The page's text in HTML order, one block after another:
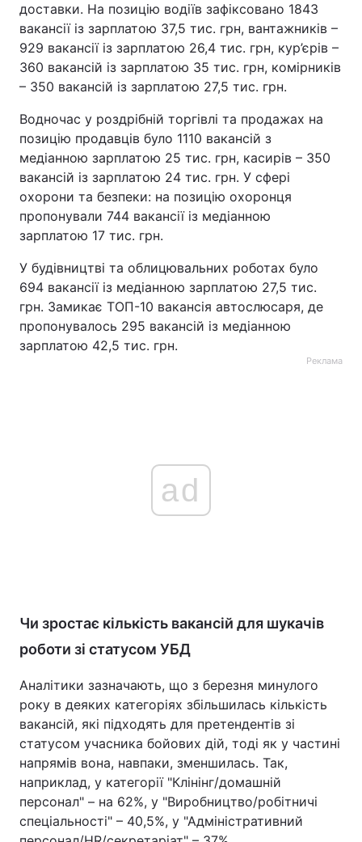
доставки. На позицію водіїв зафіксовано 1843
вакансії із зарплатою 37,5 тис. грн, вантажників –
929 вакансії із зарплатою 26,4 тис. грн, кур’єрів –
360 вакансій із зарплатою 35 тис. грн, комірників
– 350 вакансій із зарплатою 27,5 тис. грн.
Водночас у роздрібній торгівлі та продажах на
позицію продавців було 1110 вакансій з
медіанною зарплатою 25 тис. грн, касирів – 350
вакансій із зарплатою 24 тис. грн. У сфері
охорони та безпеки: на позицію охоронця
пропонували 744 вакансії із медіанною
зарплатою 17 тис. грн.
У будівництві та облицювальних роботах було
694 вакансії із медіанною зарплатою 27,5 тис.
грн. Замикає ТОП-10 вакансія автослюсаря, де
пропонувалось 295 вакансій із медіанною
зарплатою 42,5 тис. грн.
Реклама
ad
Чи зростає кількість вакансій для шукачів
роботи зі статусом УБД
Аналітики зазначають, що з березня минулого
року в деяких категоріях збільшилась кількість
вакансій, які підходять для претендентів зі
статусом учасника бойових дій, тоді як у частині
напрямів вона, навпаки, зменшилась. Так,
наприклад, у категорії "Клінінг/домашній
персонал" – на 62%, у "Виробництво/робітничі
спеціальності" – 40,5%, у "Адміністративний